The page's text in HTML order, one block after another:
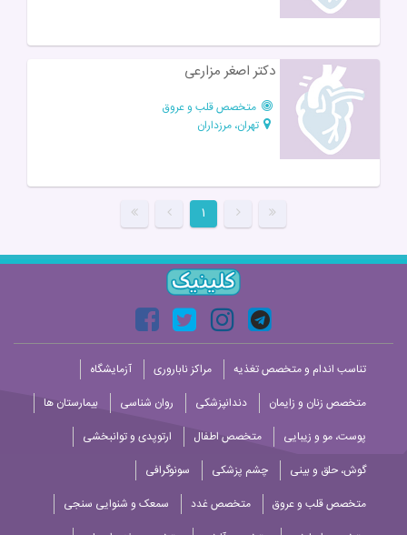
دکتر اصغر مزارعی
متخصص قلب و عروق
تهران، مرزداران
۱
تناسب اندام و متخصص تغذیه مراکز ناباروری
آزمایشگاه
متخصص زنان و زایمان
دندانپزشکی روان شناسی
بیمارستان ها
پوست، مو و زیبایی
متخصص اطفال
ارتوپدی و توانبخشی
گوش، حلق و بینی
چشم پزشکی
سونوگرافی
متخصص قلب و عروق
متخصص غدد
سمعک و شنوایی سنجی